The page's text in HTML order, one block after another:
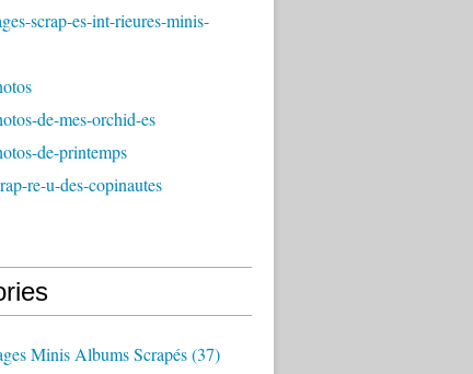
scrap-es-int-rieures-minis-
de-mes-orchid-es
de-printemps
re-u-des-copinautes
Minis Albums Scrapés(37)